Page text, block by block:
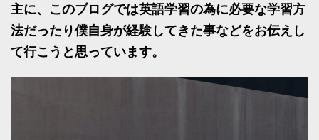
主に、このブログでは英語学習の為に必要な学習方
法だったり僕自身が経験してきた事などをお伝えし
て行こうと思っています。